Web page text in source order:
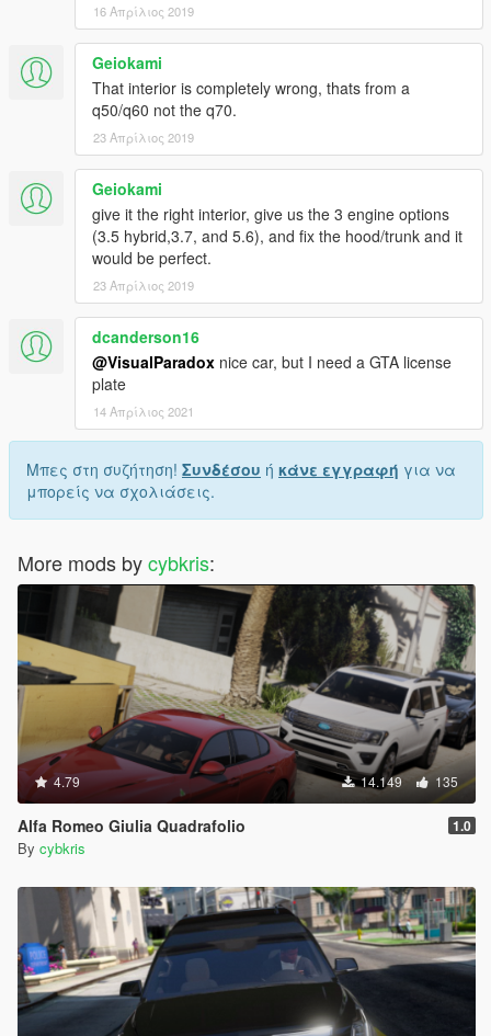
16 Απρίλιος 2019
Geiokami
That interior is completely wrong, thats from a
q50/q60 not the q70.
23 Απρίλιος 2019
Geiokami
give it the right interior, give us the 3 engine options
(3.5 hybrid,3.7, and 5.6), and fix the hood/trunk and it
would be perfect.
23 Απρίλιος 2019
dcanderson16
@VisualParadox nice car, but I need a GTA license
plate
14 Απρίλιος 2021
Μπες στη συζήτηση! Συνδέσου ή κάνε εγγραφή για να
μπορείς να σχολιάσεις.
More mods bycybkris:
4.79 14.149 135
Alfa Romeo Giulia Quadrafolio 1.0
By cybkris